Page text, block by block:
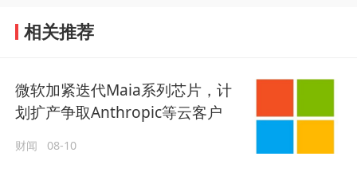
相关推荐
微软加紧迭代Maia系列芯片，计
划扩产争取Anthropic等云客户
财闻 08-10